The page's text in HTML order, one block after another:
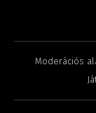
Moderációs